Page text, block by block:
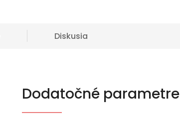
Diskusia
Dodatočné parametre